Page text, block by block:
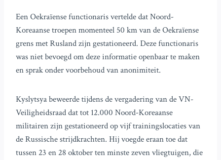
Een Oekraïense functionaris vertelde dat Noord-
Koreaanse troepen momenteel 50 km van de Oekraïense
grens met Rusland zijn gestationeerd. Deze functionaris
was niet bevoegd om deze informatie openbaar te maken
en sprak onder voorbehoud van anonimiteit.
Kyslytsya beweerde tijdens de vergadering van de VN-
Veiligheidsraad dat tot 12.000 Noord-Koreaanse
militairen zijn gestationeerd op vijf trainingslocaties van
de Russische strijdkrachten. Hij voegde eraan toe dat
tussen 23 en 28 oktober ten minste zeven vliegtuigen, die